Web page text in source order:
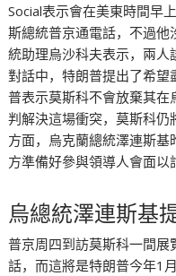
Social表示會在美東時間早
斯總統普京通電話，不過
統助理烏沙科夫表示，兩
對話中，特朗普提出了希
普表示莫斯科不會放棄其
判解決這場衝突，莫斯科
方面，烏克蘭總統澤連斯
方準備好參與領導人會面以
烏總統澤連斯基
普京周四到訪莫斯科一間
話，而這將是特朗普今年1